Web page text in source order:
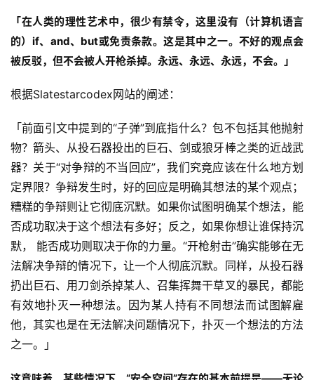
「在人类的理性艺术中，很少有禁令，这里没有（计算机语言
的）if、and、but或免责条款。这是其中之一。不好的观点会
被反驳，但不会被人开枪杀掉。永远、永远、永远，不会。」
根据Slatestarcodex网站的阐述：
「前面引文中提到的“子弹”到底指什么？包不包括其他抛射
物？箭头、从投石器投出的巨石、剑或狼牙棒之类的近战武
器？关于“对争辩的不当回应”，我们究竟应该在什么地方划
定界限？争辩发生时，好的回应是明确其想法的某个观点；
糟糕的争辩则让它彻底沉默。如果你试图明确某个想法，能
否成功取决于这个想法有多好；反之，如果你想让谁保持沉
默， 能否成功则取决于你的力量。“开枪射击”确实能够在无
法解决争辩的情况下，让一个人彻底沉默。同样，从投石器
扔出巨石、用刀剑杀掉某人、召集挥舞干草叉的暴民，都能
有效地扑灭一种想法。因为某人持有不同想法而试图解雇
他，其实也是在无法解决问题情况下，扑灭一个想法的方法
之一。」